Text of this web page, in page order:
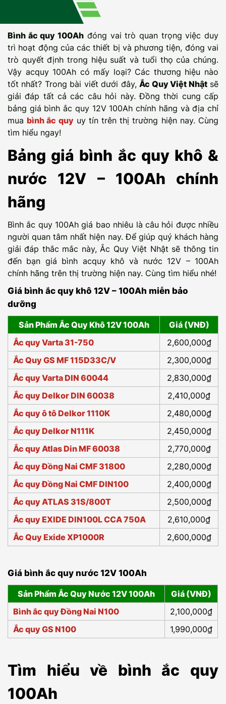
Bình ắc quy 100Ah đóng vai trò quan trọng việc duy
trì hoạt động của các thiết bị và phương tiện, đóng vai
trò quyết định trong hiệu suất và tuổi thọ của chúng.
Vậy acquy 100Ah có mấy loại? Các thương hiệu nào
tốt nhất? Trong bài viết dưới đây,Ắc Quy Việt Nhậtsẽ
giải đáp tất cả các câu hỏi này. Đồng thời cung cấp
bảng giá bình ắc quy 12V 100Ah chính hãng và địa chỉ
muabình ắc quyuy tín trên thị trường hiện nay. Cùng
tìm hiểu ngay!
Bảng giá bình ắc quy khô &
nước 12V – 100Ah chính
hãng
Bình ắc quy 100Ah giá bao nhiêu là câu hỏi được nhiều
người quan tâm nhất hiện nay. Để giúp quý khách hàng
giải đáp thắc mắc này, Ắc Quy Việt Nhật sẽ thông tin
đến bạn giá bình acquy khô và nước 12V – 100Ah
chính hãng trên thị trường hiện nay. Cùng tìm hiểu nhé!
Giá bình ắc quy khô 12V – 100Ah miễn bảo
dưỡng
Sản Phẩm Ắc Quy Khô 12V 100Ah
Giá (VNĐ)
Ắc quy Varta 31-750
2,600,000₫
Ắc Quy GS MF 115D33C/V
2,300,000₫
Ắc quy Varta DIN 60044
2,830,000₫
Ắc quy Delkor DIN 60038
2,410,000₫
Ắc quy ô tô Delkor 1110K
2,480,000₫
Ắc quy Delkor N111K
2,450,000₫
Ắc quy Atlas Din MF 60038
2,770,000₫
Ắc quy Đồng Nai CMF 31800
2,280,000₫
Ắc quy Đồng Nai CMF DIN100
2,400,000₫
Ắc quy ATLAS 31S/800T
2,500,000₫
Ắc quy EXIDE DIN100L CCA 750A
2,610,000₫
Ắc Quy Exide XP1000R
2,600,000₫
Giá bình ắc quy nước 12V 100Ah
Sản Phẩm Ắc Quy Nước 12V 100Ah
Giá (VNĐ)
Bình ắc quy Đồng Nai N100
2,100,000₫
Ắc quy GS N100
1,990,000₫
Tìm hiểu về bình ắc quy
100Ah